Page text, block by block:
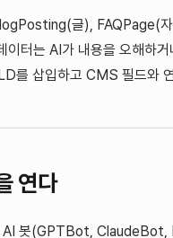
글), FAQPage(
터는 AI가 내용을 오해하거
삽입하고 CMS 필드와
연다
AI 봇(GPTBot,